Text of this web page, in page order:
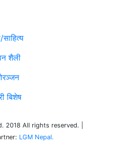
शैली
बिशेष
2018 All rights reserved. |
LGM Nepal.